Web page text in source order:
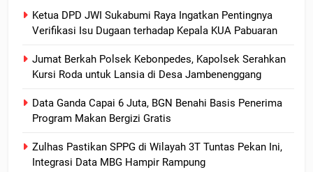
Ketua DPD JWI Sukabumi Raya Ingatkan Pentingnya
Verifikasi Isu Dugaan terhadap Kepala KUA Pabuaran
Jumat Berkah Polsek Kebonpedes, Kapolsek Serahkan
Kursi Roda untuk Lansia di Desa Jambenenggang
Data Ganda Capai 6 Juta, BGN Benahi Basis Penerima
Program Makan Bergizi Gratis
Zulhas Pastikan SPPG di Wilayah 3T Tuntas Pekan Ini,
Integrasi Data MBG Hampir Rampung